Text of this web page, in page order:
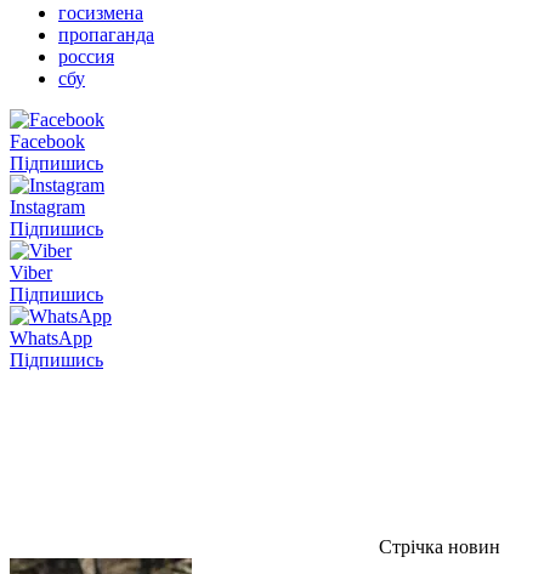
госизмена
пропаганда
россия
сбу
Facebook
Підпишись
Instagram
Підпишись
Viber
Підпишись
WhatsApp
Підпишись
Стрічка новин